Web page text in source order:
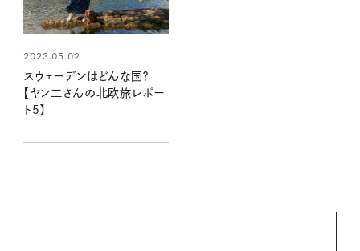
2023.05.02
スウェーデンはどんな国？
【ヤン二さんの北欧旅レポー
ト5】